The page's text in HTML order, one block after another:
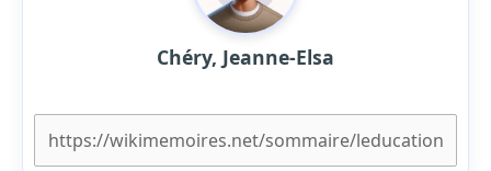
Chéry, Jeanne-Elsa